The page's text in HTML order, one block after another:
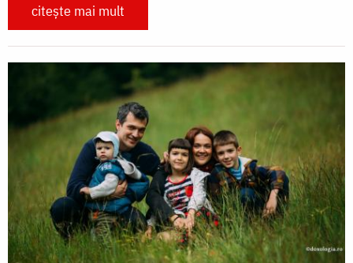
citește mai mult